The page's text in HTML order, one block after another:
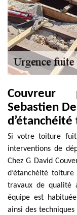
Couvreur
Sebastien
Si votre toiture
interventions de
Chez G David
d’étanchéité
travaux de qualité
équipe est
ainsi des